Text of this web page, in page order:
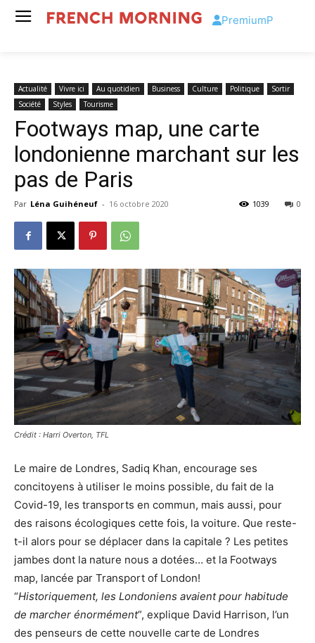
PremiumP
Actualité Vivre ici Au quotidien Business Culture Politique
Sortir
Société
Styles Tourisme
Footways map, une carte
londonienne marchant sur les
pas de Paris
Par Léna Guihéneuf - 16 octobre 2020 0
1039
Crédit : Harri Overton, TFL
Le maire de Londres, Sadiq Khan, encourage ses
concitoyens à utiliser le moins possible, du fait de la
Covid-19, les transports en commun, mais aussi, pour
des raisons écologiques cette fois, la voiture. Que reste-
t-il alors pour se déplacer dans la capitale ? Les petites
jambes dont la nature nous a dotées… et la Footways
map, lancée par Transport of London!
“Historiquement, les Londoniens avaient pour habitude
de marcher énormément”, explique David Harrison, l’un
des penseurs de cette nouvelle carte de Londres